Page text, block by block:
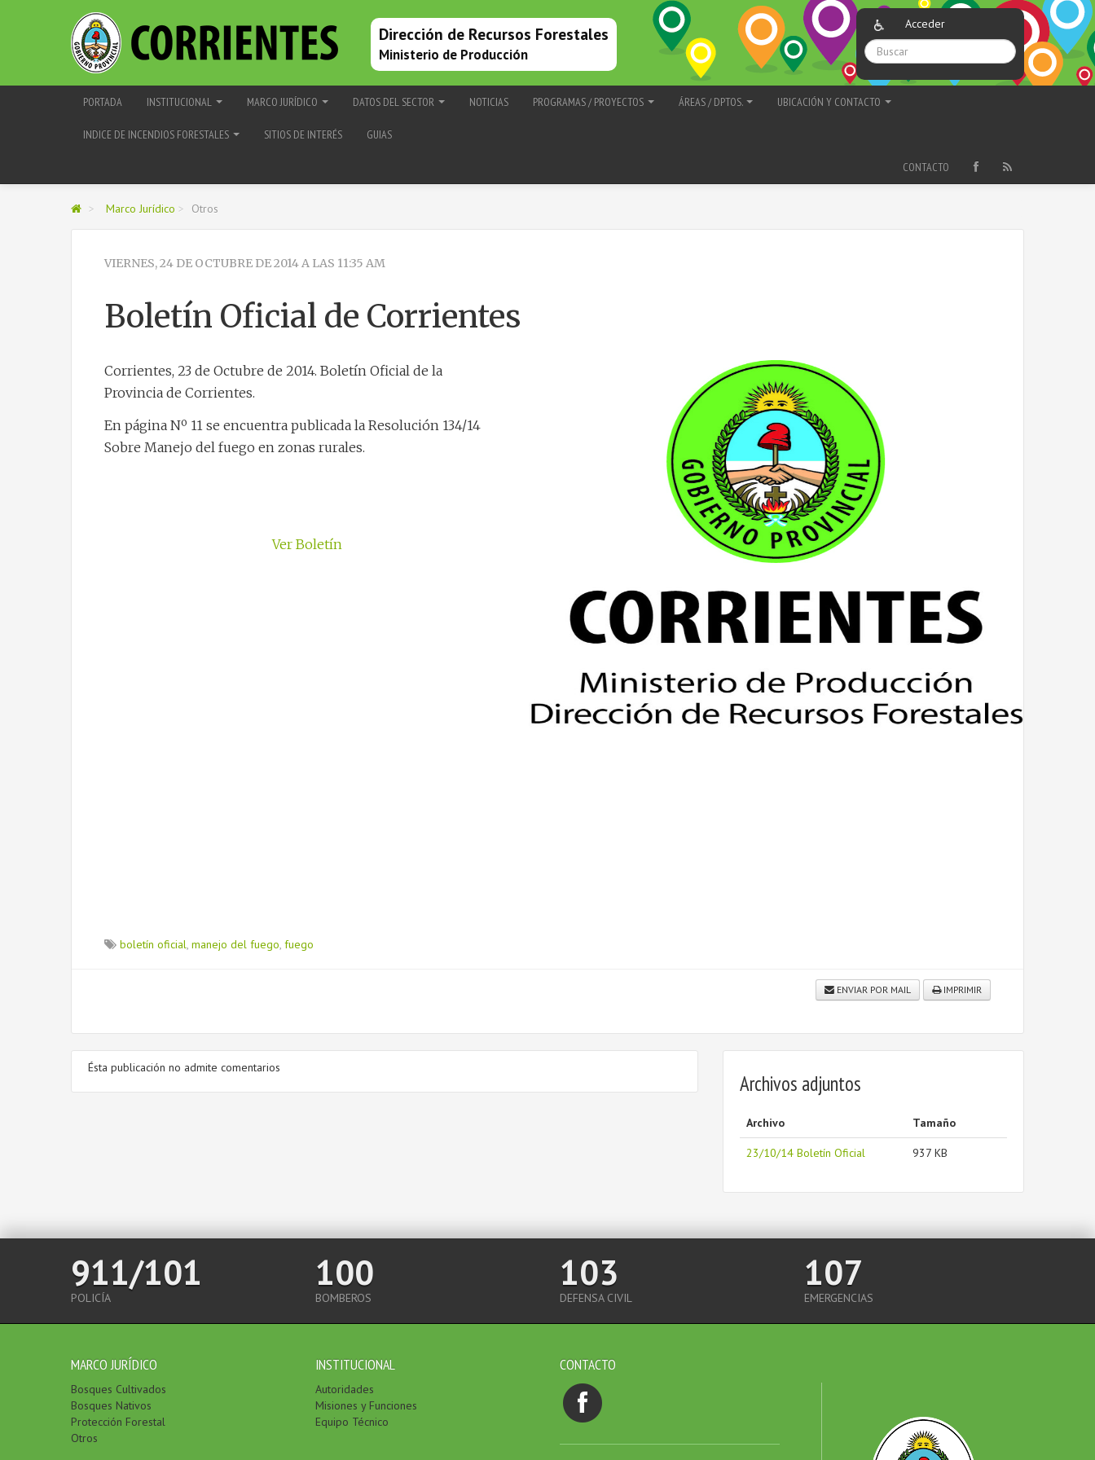
Acceder
Dirección de Recursos Forestales
Ministerio de Producción
PORTADA INSTITUCIONAL MARCO JURÍDICO DATOS DEL SECTOR NOTICIAS PROGRAMAS / PROYECTOS ÁREAS / DPTOS. UBICACIÓN Y CONTACTO
INDICE DE INCENDIOS FORESTALES SITIOS DE INTERÉS GUIAS
CONTACTO
> Marco Jurídico > Otros
VIERNES, 24 DE OCTUBRE DE 2014 A LAS 11:35 AM
Boletín Oficial de Corrientes
Corrientes, 23 de Octubre de 2014. Boletín Oficial de la
Provincia de Corrientes.
En página Nº 11 se encuentra publicada la Resolución 134/14
Sobre Manejo del fuego en zonas rurales.
Ver Boletín
boletín oficial, manejo del fuego, fuego
ENVIAR POR MAIL IMPRIMIR
Ésta publicación no admite comentarios
Archivos adjuntos
Archivo Tamaño
23/10/14 Boletín Oficial 937 KB
911/101
POLICÍA
100
BOMBEROS
103
DEFENSA CIVIL
107
EMERGENCIAS
MARCO JURÍDICO
Bosques Cultivados
Bosques Nativos
Protección Forestal
Otros
INSTITUCIONAL
Autoridades
Misiones y Funciones
Equipo Técnico
CONTACTO